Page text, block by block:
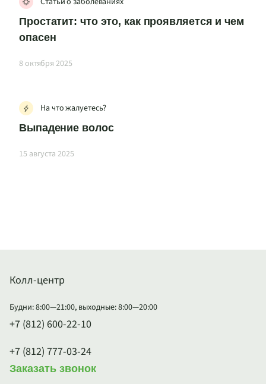
Простатит: что это, как проявляется и чем
опасен
8 октября 2025
На что жалуетесь?
Выпадение волос
15 августа 2025
Колл-центр
Будни: 8:00—21:00, выходные: 8:00—20:00
+7 (812) 600-22-10
+7 (812) 777-03-24
Заказать звонок